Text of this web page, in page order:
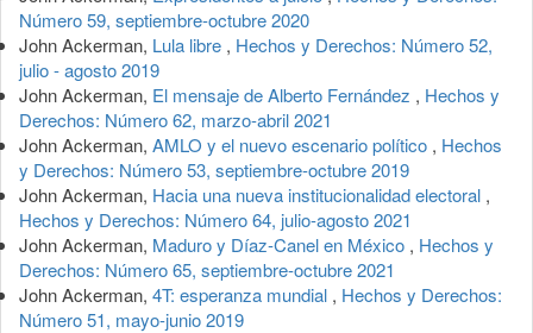
Número 59, septiembre-octubre 2020
John Ackerman, Lula libre , Hechos y Derechos: Número 52,
julio - agosto 2019
John Ackerman, El mensaje de Alberto Fernández , Hechos y
Derechos: Número 62, marzo-abril 2021
John Ackerman, AMLO y el nuevo escenario político , Hechos
y Derechos: Número 53, septiembre-octubre 2019
John Ackerman, Hacia una nueva institucionalidad electoral ,
Hechos y Derechos: Número 64, julio-agosto 2021
John Ackerman, Maduro y Díaz-Canel en México , Hechos y
Derechos: Número 65, septiembre-octubre 2021
John Ackerman, 4T: esperanza mundial , Hechos y Derechos:
Número 51, mayo-junio 2019